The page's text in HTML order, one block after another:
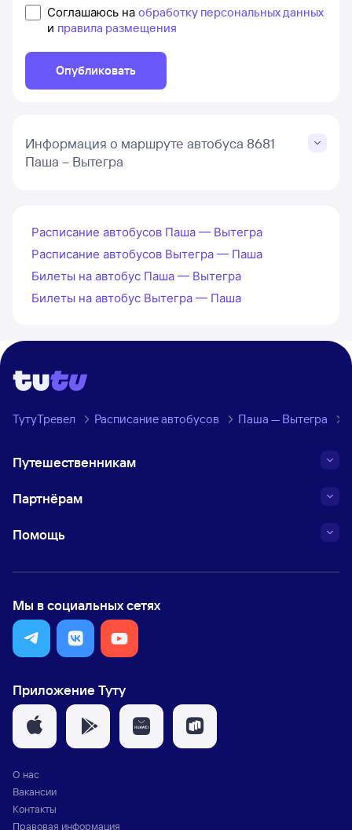
Соглашаюсь на обработку персональных данных
и правила размещения
Опубликовать
Информация о маршруте автобуса 8681
Паша – Вытегра
Расписание автобусов Паша — Вытегра
Расписание автобусов Вытегра — Паша
Билеты на автобус Паша — Вытегра
Билеты на автобус Вытегра — Паша
ТутуТревел Расписание автобусов Паша — Вытегра
Путешественникам
Партнёрам
Помощь
Мы в социальных сетях
Приложение Туту
О нас
Вакансии
Контакты
Правовая информация